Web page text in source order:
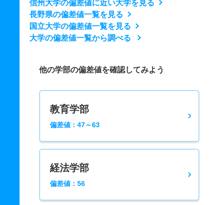
信州大学の偏差値に近い大学を見る
長野県の偏差値一覧を見る
国立大学の偏差値一覧を見る
大学の偏差値一覧から調べる
他の学部の偏差値を確認してみよう
教育学部
偏差値：47～63
経法学部
偏差値：56